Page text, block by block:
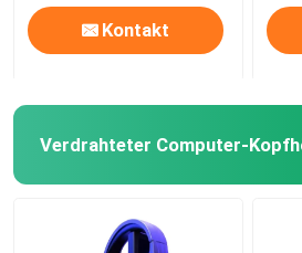
Kontakt
Verdrahteter Computer-